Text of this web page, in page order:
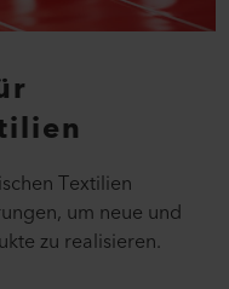
Textilien
um neue und
zu realisieren.